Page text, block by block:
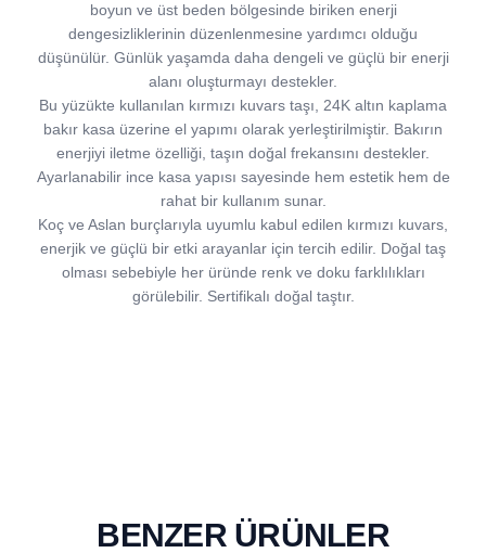
boyun ve üst beden bölgesinde biriken enerji
dengesizliklerinin düzenlenmesine yardımcı olduğu
düşünülür. Günlük yaşamda daha dengeli ve güçlü bir enerji
alanı oluşturmayı destekler.
Bu yüzükte kullanılan kırmızı kuvars taşı, 24K altın kaplama
bakır kasa üzerine el yapımı olarak yerleştirilmiştir. Bakırın
enerjiyi iletme özelliği, taşın doğal frekansını destekler.
Ayarlanabilir ince kasa yapısı sayesinde hem estetik hem de
rahat bir kullanım sunar.
Koç ve Aslan burçlarıyla uyumlu kabul edilen kırmızı kuvars,
enerjik ve güçlü bir etki arayanlar için tercih edilir. Doğal taş
olması sebebiyle her üründe renk ve doku farklılıkları
görülebilir. Sertifikalı doğal taştır.
BENZER ÜRÜNLER